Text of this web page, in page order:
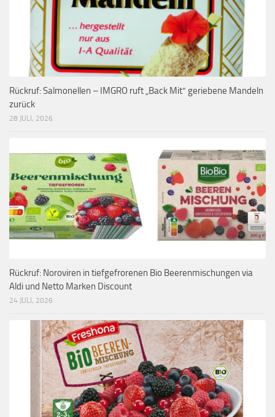
Rückruf: Salmonellen – IMGRO ruft „Back Mit“ geriebene Mandeln
zurück
28 JULI, 2026
Rückruf: Noroviren in tiefgefrorenen Bio Beerenmischungen via
Aldi und Netto Marken Discount
24 JULI, 2026